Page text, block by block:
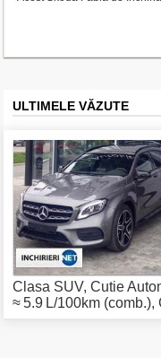
ULTIMELE VĂZUTE
Clasa SUV, Cutie
≈ 5.9 L/100km (comb.),